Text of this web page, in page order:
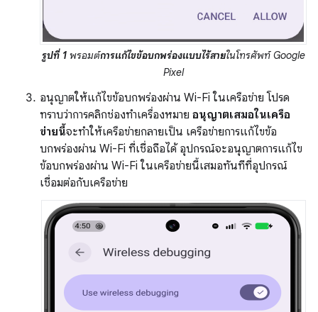
รูปที่ 1พรอมต์การแก้ไขข้อบกพร่องแบบไร้สายในโทรศัพท์ Google
Pixel
อนุญาตให้แก้ไขข้อบกพร่องผ่าน Wi-Fi ในเครือข่าย โปรด
ทราบว่าการคลิกช่องทําเครื่องหมาย อนุญาตเสมอในเครือ
ข่ายนี้จะทําให้เครือข่ายกลายเป็น เครือข่ายการแก้ไขข้อ
บกพร่องผ่าน Wi-Fi ที่เชื่อถือได้ อุปกรณ์จะอนุญาตการแก้ไข
ข้อบกพร่องผ่าน Wi-Fi ในเครือข่ายนี้เสมอทันทีที่อุปกรณ์
เชื่อมต่อกับเครือข่าย